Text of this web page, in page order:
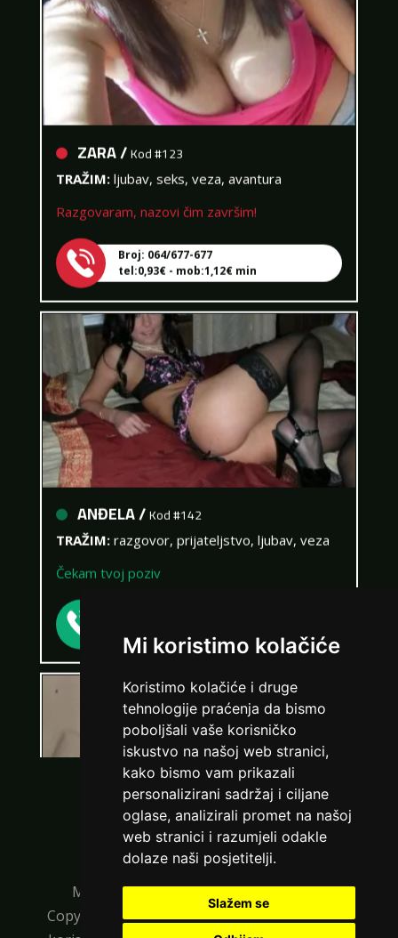
Mi koristimo kolačiće
Koristimo kolačiće i druge
tehnologije praćenja da bismo
poboljšali vaše korisničko
iskustvo na našoj web stranici,
kako bismo vam prikazali
personalizirani sadržaj i ciljane
oglase, analizirali promet na našoj
web stranici i razumjeli odakle
dolaze naši posjetitelji.
Slažem se
TRAŽIM: ljubav, seks, veza, avantura
Broj: 064/677-677
tel:0,93€ - mob:1,12€ min
TRAŽIM:
razgovor, prijateljstvo, ljubav, veza
KRISTINA /Kod #160
TRAŽIM:
avantura, zabava, a možda i nešto
VIŠE DAMA
Maratela mreže d.o.o., 072700700, +18
Copyright Ⓒhotline0-24.com| Usluge smiju